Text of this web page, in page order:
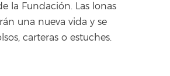
la Fundación. Las lonas
una nueva vida y se
carteras o estuches.